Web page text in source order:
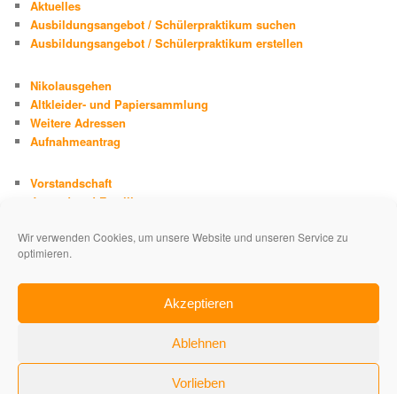
Wir verwenden Cookies, um unsere Website und unseren Service zu
optimieren.
Akzeptieren
Ablehnen
Vorlieben
Aktuelles
Ausbildungsangebot / Schülerpraktikum suchen
Ausbildungsangebot / Schülerpraktikum erstellen
Nikolausgehen
Altkleider- und Papiersammlung
Weitere Adressen
Aufnahmeantrag
Vorstandschaft
Jugend und Familie
Adolph Kolping
Impressum